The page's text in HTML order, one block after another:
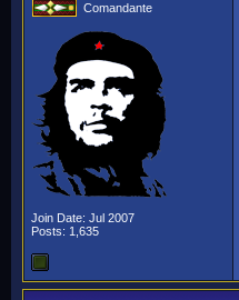
Comandante
Join Date: Jul 2007
Posts: 1,635